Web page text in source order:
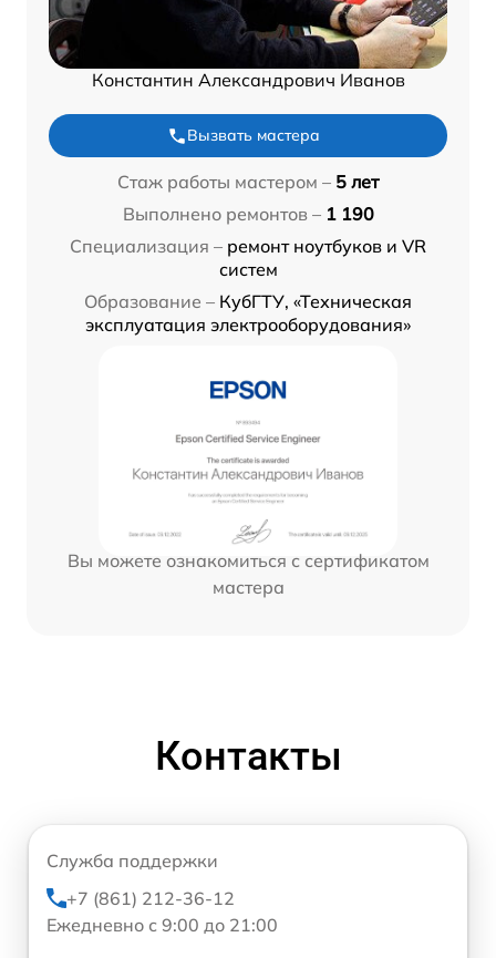
Константин Александрович Иванов
Вызвать мастера
Стаж работы мастером – 5 лет
Выполнено ремонтов – 1 190
Специализация – ремонт ноутбуков и VR
систем
Образование – КубГТУ, «Техническая
эксплуатация электрооборудования»
Вы можете ознакомиться с сертификатом
мастера
Контакты
Служба поддержки
+7 (861) 212-36-12
Ежедневно с 9:00 до 21:00